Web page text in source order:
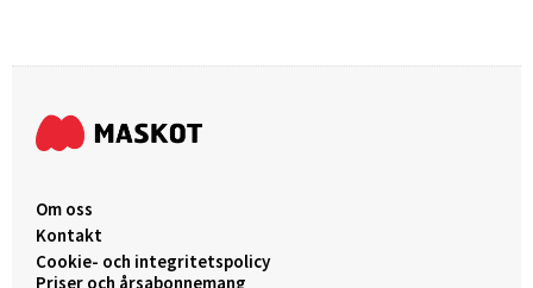
Om oss
Kontakt
Cookie- och integritetspolicy
Priser och årsabonnemang